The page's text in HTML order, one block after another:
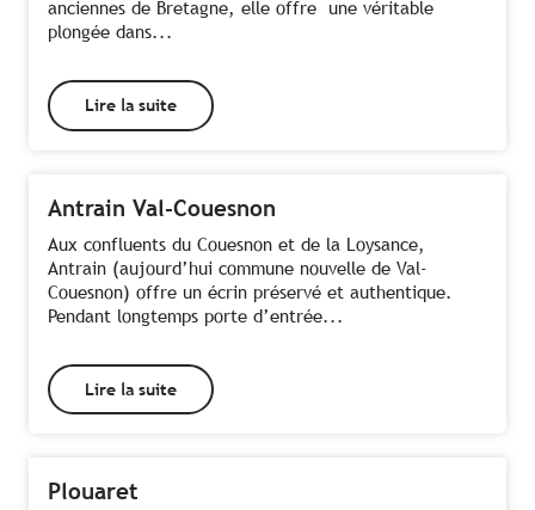
anciennes de Bretagne, elle offre une véritable
plongée dans...
Lire la suite
Antrain Val-Couesnon
Aux confluents du Couesnon et de la Loysance,
Antrain (aujourd’hui commune nouvelle de Val-
Couesnon) offre un écrin préservé et authentique.
Pendant longtemps porte d’entrée...
Lire la suite
Plouaret